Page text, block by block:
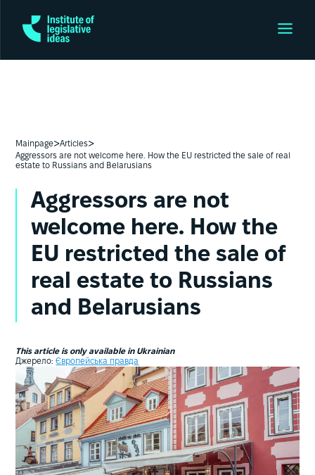
Mainpage>Articles>
Aggressors are not welcome here. How the EU restricted the sale of real
estate to Russians and Belarusians
Aggressors are not
welcome here. How the
EU restricted the sale of
real estate to Russians
and Belarusians
This article is only available in Ukrainian
Джерело:Європейська правда